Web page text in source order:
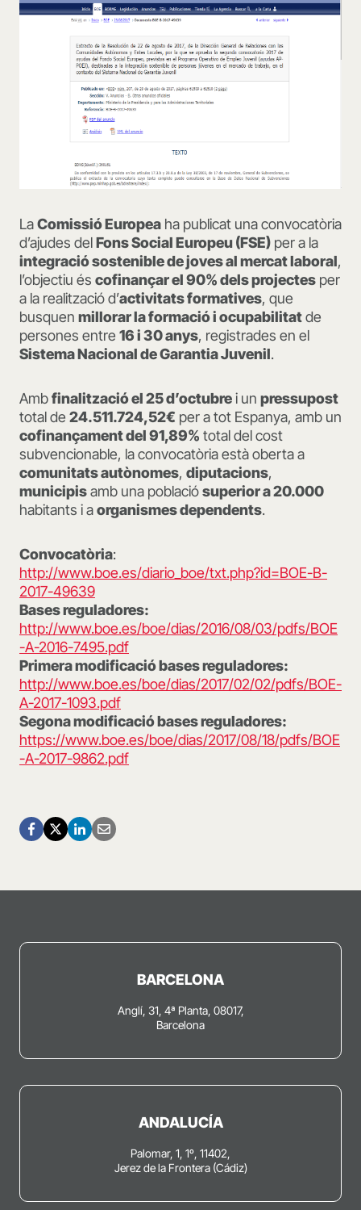
LaComissió Europea ha publicat una convocatòria
d’ajudes delFons Social Europeu (FSE) per a la
integració sostenible de joves al mercat laboral,
l’objectiu és cofinançar el 90% dels projectes per
a la realització d’activitats formatives, que
busquen millorar la formació i ocupabilitatde
persones entre 16 i 30 anys, registrades en el
Sistema Nacional de Garantia Juvenil.
Ambfinalització el 25 d’octubrei un pressupost
total de 24.511.724,52€ per a tot Espanya, amb un
cofinançament del 91,89% total del cost
subvencionable, la convocatòria està oberta a
comunitats autònomes, diputacions,
municipisamb una poblaciósuperior a 20.000
habitants i aorganismes dependents.
Convocatòria:
http://www.boe.es/diario_boe/txt.php?id=BOE-B-
2017-49639
Bases reguladores:
http://www.boe.es/boe/dias/2016/08/03/pdfs/BOE
-A-2016-7495.pdf
Primera modificació bases reguladores:
http://www.boe.es/boe/dias/2017/02/02/pdfs/BOE-
A-2017-1093.pdf
Segona modificació bases reguladores:
https://www.boe.es/boe/dias/2017/08/18/pdfs/BOE
-A-2017-9862.pdf
BARCELONA
Anglí, 31, 4ª Planta, 08017,
Barcelona
ANDALUCÍA
Palomar, 1, 1º, 11402,
Jerez de la Frontera (Cádiz)